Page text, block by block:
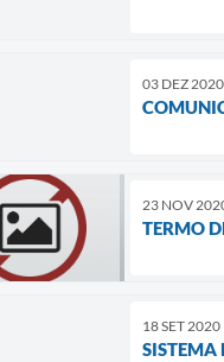
03 DEZ 2020
23 NOV
TERMO
18 SET 2020
SISTEMA